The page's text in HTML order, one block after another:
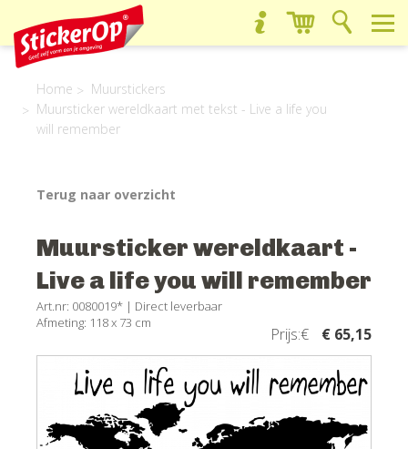
Home
Muurstickers
Muursticker wereldkaart met tekst - Live a life you
will remember
Terug naar overzicht
Muursticker wereldkaart -
Live a life you will remember
Art.nr: 0080019* | Direct leverbaar
Afmeting: 118 x 73 cm
Prijs:€ € 65,15